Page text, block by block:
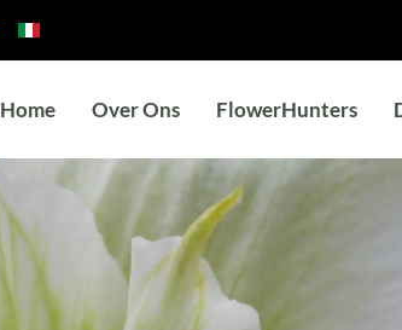
Home Over Ons FlowerHunters